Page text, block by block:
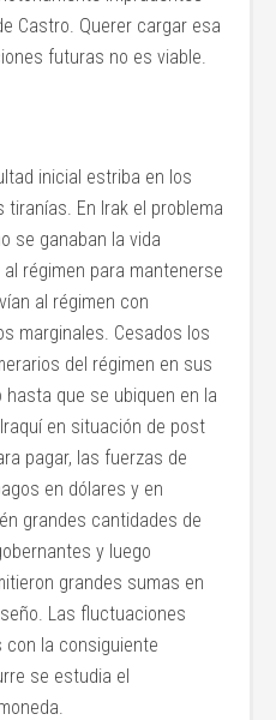
Castro. Querer cargar esa
futuras no es viable.
inicial estriba en los
En Irak el problema
se ganaban la vida
régimen para mantenerse
al régimen con
marginales. Cesados los
del régimen en sus
que se ubiquen en la
en situación de post
pagar, las fuerzas de
en dólares y en
grandes cantidades de
y luego
grandes sumas en
Las fluctuaciones
con la consiguiente
se estudia el